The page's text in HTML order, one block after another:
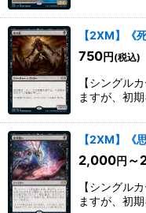
【2XM】《
750円 (税込)
【シングル
ますが、初
【2XM】《
2,000円 ～
【シングル
ますが、初